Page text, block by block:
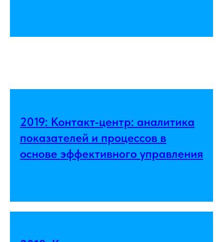
2019: Контакт-центр: аналитика
показателей и процессов в
основе эффективного управления